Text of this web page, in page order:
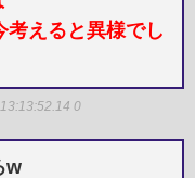
考えると異様でし
0
w